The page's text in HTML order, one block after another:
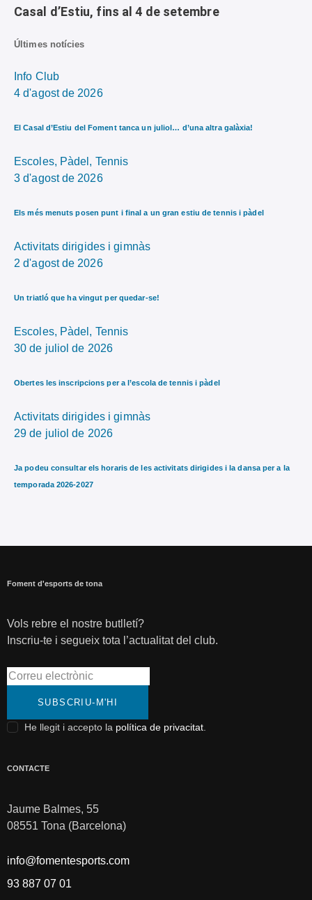
Casal d’Estiu, fins al 4 de setembre
Últimes notícies
Info Club
4 d'agost de 2026
El Casal d’Estiu del Foment tanca un juliol… d’una altra galàxia!
Escoles, Pàdel, Tennis
3 d'agost de 2026
Els més menuts posen punt i final a un gran estiu de tennis i pàdel
Activitats dirigides i gimnàs
2 d'agost de 2026
Un triatló que ha vingut per quedar-se!
Escoles, Pàdel, Tennis
30 de juliol de 2026
Obertes les inscripcions per a l’escola de tennis i pàdel
Activitats dirigides i gimnàs
29 de juliol de 2026
Ja podeu consultar els horaris de les activitats dirigides i la dansa per a la
temporada 2026-2027
Foment d'esports de tona
Vols rebre el nostre butlletí?
Inscriu-te i segueix tota l’actualitat del club.
SUBSCRIU-M'HI
He llegit i accepto la política de privacitat
CONTACTE
Jaume Balmes, 55
08551 Tona (Barcelona)
info@fomentesports.com
93 887 07 01